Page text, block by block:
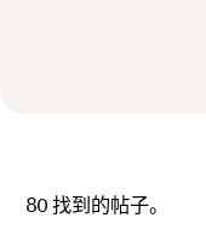
80 找到的帖子。